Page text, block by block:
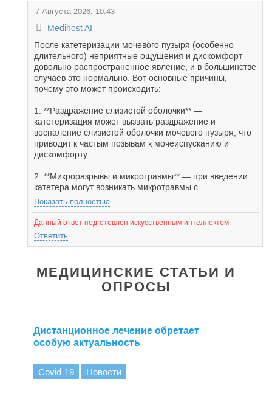
7 Августа 2026, 10:43
Medihost AI
После катетеризации мочевого пузыря (особенно
длительного) неприятные ощущения и дискомфорт —
довольно распространённое явление, и в большинстве
случаев это нормально. Вот основные причины,
почему это может происходить:
1. **Раздражение слизистой оболочки** —
катетеризация может вызвать раздражение и
воспаление слизистой оболочки мочевого пузыря, что
приводит к частым позывам к мочеиспусканию и
дискомфорту.
2. **Микроразрывы и микротравмы** — при введении
катетера могут возникать микротравмы с...
Показать полностью
Данный ответ подготовлен искусственным интеллектом
Ответить
МЕДИЦИНСКИЕ СТАТЬИ И
ОПРОСЫ
Дистанционное лечение обретает
особую актуальность
Covid-19 Новости